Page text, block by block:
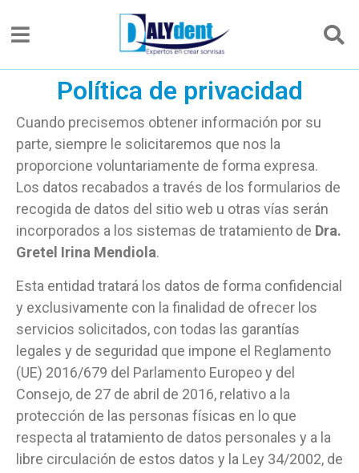
Política de privacidad
Cuando precisemos obtener información por su
parte, siempre le solicitaremos que nos la
proporcione voluntariamente de forma expresa.
Los datos recabados a través de los formularios de
recogida de datos del sitio web u otras vías serán
incorporados a los sistemas de tratamiento de Dra.
Gretel Irina Mendiola.
Esta entidad tratará los datos de forma confidencial
y exclusivamente con la finalidad de ofrecer los
servicios solicitados, con todas las garantías
legales y de seguridad que impone el Reglamento
(UE) 2016/679 del Parlamento Europeo y del
Consejo, de 27 de abril de 2016, relativo a la
protección de las personas físicas en lo que
respecta al tratamiento de datos personales y a la
libre circulación de estos datos y la Ley 34/2002, de